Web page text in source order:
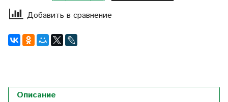
Добавить в сравнение
Описание